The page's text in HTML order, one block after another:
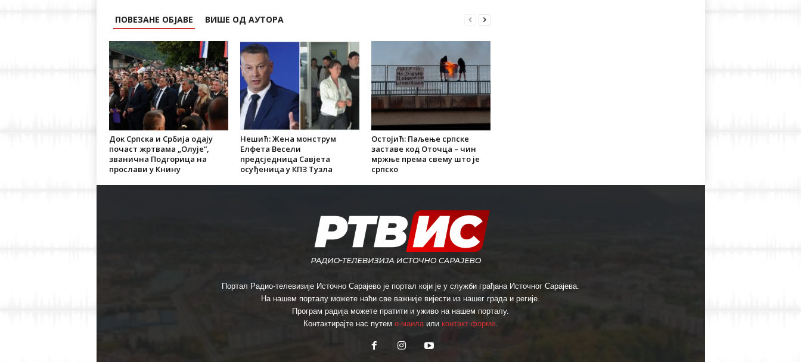
ПОВЕЗАНЕ ОБЈАВЕ ВИШЕ ОД АУТОРА
Док Српска и Србија одају
почаст жртвама „Олује“,
званична Подгорица на
прослави у Книну
Нешић: Жена монструм
Елфета Весели
предсједница Савјета
осуђеница у КПЗ Тузла
Остојић: Паљење српске
заставе код Оточца – чин
мржње према свему што је
српско
Портал Радио-телевизије Источно Сарајево је портал који је у служби грађана Источног Сарајева.
На нашем порталу можете наћи све важније вијести из нашег града и регије.
Програм радија можете пратити и уживо на нашем порталу.
Контактирајте нас путем е-маилаили контакт форме.